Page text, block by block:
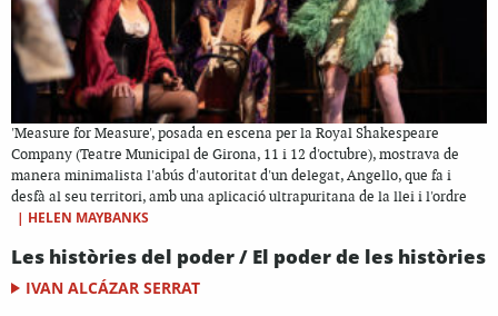
'Measure for Measure', posada en escena per la Royal Shakespeare
Company (Teatre Municipal de Girona, 11 i 12 d'octubre), mostrava de
manera minimalista l'abús d'autoritat d'un delegat, Angello, que fa i
desfà al seu territori, amb una aplicació ultrapuritana de la llei i l'ordre
| HELEN MAYBANKS
Les històries del poder / El poder de les històries
IVAN ALCÁZAR SERRAT